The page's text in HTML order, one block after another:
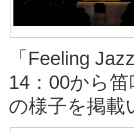
「Feeling
14：00から
の様子を掲載